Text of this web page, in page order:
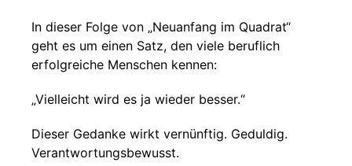
In dieser Folge von „Neuanfang im Quadrat“
geht es um einen Satz, den viele beruflich
erfolgreiche Menschen kennen:
„Vielleicht wird es ja wieder besser.“
Dieser Gedanke wirkt vernünftig. Geduldig.
Verantwortungsbewusst.